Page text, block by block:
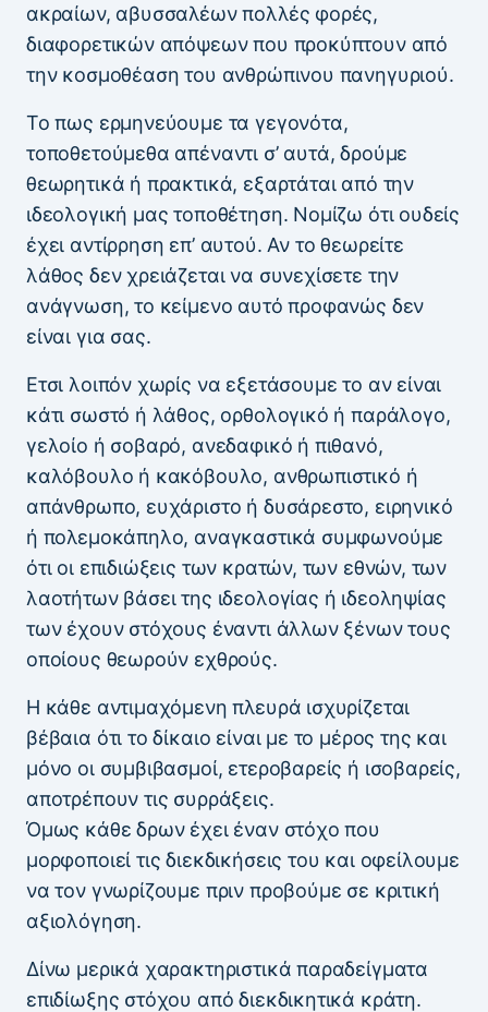
ακραίων, αβυσσαλέων πολλές φορές,
διαφορετικών απόψεων που προκύπτουν από
την κοσμοθέαση του ανθρώπινου πανηγυριού.
Το πως ερμηνεύουμε τα γεγονότα,
τοποθετούμεθα απέναντι σ’ αυτά, δρούμε
θεωρητικά ή πρακτικά, εξαρτάται από την
ιδεολογική μας τοποθέτηση. Νομίζω ότι ουδείς
έχει αντίρρηση επ’ αυτού. Αν το θεωρείτε
λάθος δεν χρειάζεται να συνεχίσετε την
ανάγνωση, το κείμενο αυτό προφανώς δεν
είναι για σας.
Ετσι λοιπόν χωρίς να εξετάσουμε το αν είναι
κάτι σωστό ή λάθος, ορθολογικό ή παράλογο,
γελοίο ή σοβαρό, ανεδαφικό ή πιθανό,
καλόβουλο ή κακόβουλο, ανθρωπιστικό ή
απάνθρωπο, ευχάριστο ή δυσάρεστο, ειρηνικό
ή πολεμοκάπηλο, αναγκαστικά συμφωνούμε
ότι οι επιδιώξεις των κρατών, των εθνών, των
λαοτήτων βάσει της ιδεολογίας ή ιδεοληψίας
των έχουν στόχους έναντι άλλων ξένων τους
οποίους θεωρούν εχθρούς.
Η κάθε αντιμαχόμενη πλευρά ισχυρίζεται
βέβαια ότι το δίκαιο είναι με το μέρος της και
μόνο οι συμβιβασμοί, ετεροβαρείς ή ισοβαρείς,
αποτρέπουν τις συρράξεις.
Όμως κάθε δρων έχει έναν στόχο που
μορφοποιεί τις διεκδικήσεις του και οφείλουμε
να τον γνωρίζουμε πριν προβούμε σε κριτική
αξιολόγηση.
Δίνω μερικά χαρακτηριστικά παραδείγματα
επιδίωξης στόχου από διεκδικητικά κράτη.